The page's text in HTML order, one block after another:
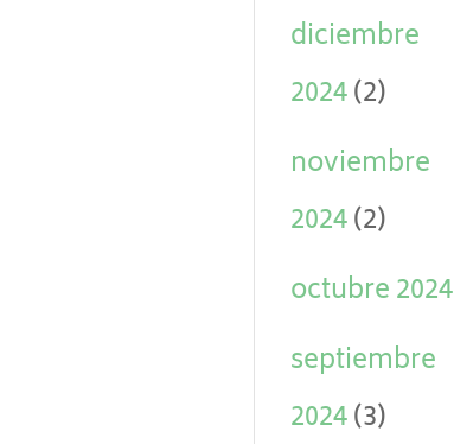
diciembre
2024(2)
noviembre
2024(2)
octubre 2024
septiembre
2024(3)